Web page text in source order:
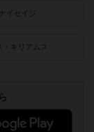
イセイジ
・キリアムス